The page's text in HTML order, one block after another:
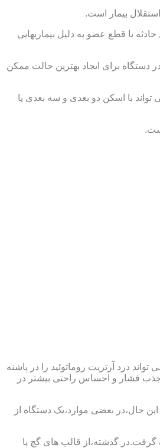
بیمار است.
یا قطع عضو به دلیل بیماریهایی
دستگاه برای ایجاد بهترین حالت ممکن
با اسکن دو بعدی و سه بعدی پا
درد آرتریت روماتوئید را در پاشنه
جذب فشار و احساس راحتی بیشتر در
حال،در بعضی موارد،یک دستگاه از
گرفت.در گذشته،از قالب های گچ پا